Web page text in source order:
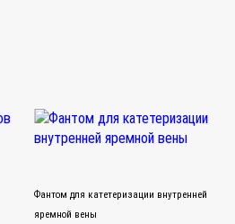
Фантом для катетеризации внутренней
яремной вены